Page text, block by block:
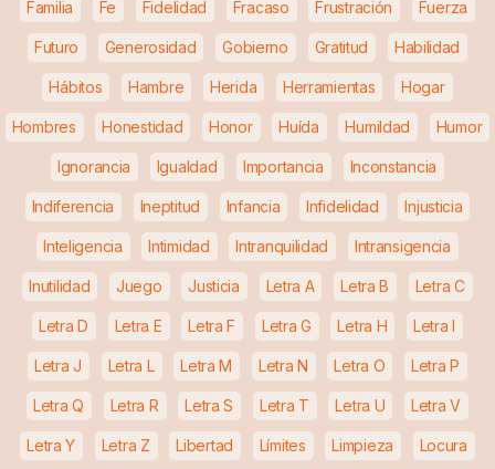
Familia Fe Fidelidad Fracaso Frustración Fuerza
Futuro Generosidad Gobierno Gratitud Habilidad
Hábitos Hambre Herida Herramientas Hogar
Hombres Honestidad Honor Huída Humildad Humor
Ignorancia Igualdad Importancia Inconstancia
Indiferencia Ineptitud Infancia Infidelidad Injusticia
Inteligencia Intimidad Intranquilidad Intransigencia
Inutilidad Juego Justicia Letra A Letra B Letra C
Letra D Letra E Letra F Letra G Letra H Letra I
Letra J Letra L Letra M Letra N Letra O Letra P
Letra Q Letra R Letra S Letra T Letra U Letra V
Letra Y Letra Z Libertad Límites Limpieza Locura